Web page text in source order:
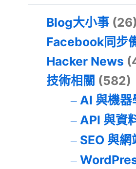
Blog大小事 (26)
Facebook同步
Hacker News
技術相關 (582)
AI 與機器
API 與資
SEO 與網